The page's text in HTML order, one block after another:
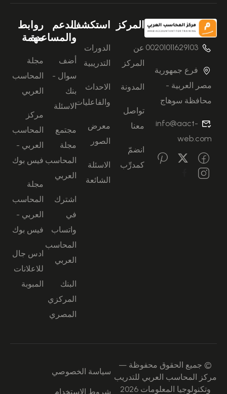
00201011629103
فرع جمهورية
مصر العربية -
محافظة سوهاج
info@aact-
web.com
المركز
عن
المركز
المدونة
تواصل
معنا
انضمّ
كمدرِّب
استكشف
الدورات
التدريبية
الاحداث
والفاعليات
معرض
الصور
الاسئلة
الشائعة
الدعم
والمساعدة
أضف
سوال -
بنك
الاسئلة
مجتمع
مجلة
المحاسب
العربي
اشترك
في
واتساب
المحاسب
العربي
البنك
المركزي
المصري
روابط
مهمة
مجلة
المحاسب
العربي
مركز
المحاسب
العربي -
فيس بوك
مجلة
المحاسب
العربي -
فيس بوك
ادس جال
للاعلانات
المبوبة
© جميع الحقوق محفوظة —
مركز المحاسب العربي للتدريب
وتكنولوجيا المعلومات 2026
سياسة الخصوصي
شروط الاستخدام